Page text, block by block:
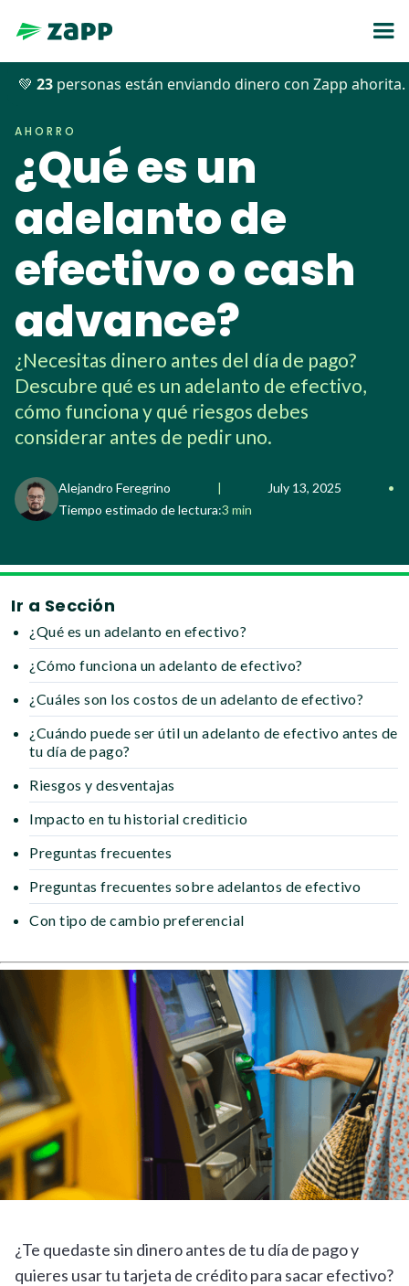
💚 23 personas están enviando dinero con Zapp ahorita.
Blog >> Ahorro >> ¿Qué es un adelanto de efectivo o cash advance?
AHORRO
¿Qué es un
adelanto de
efectivo o cash
advance?
¿Necesitas dinero antes del día de pago?
Descubre qué es un adelanto de efectivo,
cómo funciona y qué riesgos debes
considerar antes de pedir uno.
Alejandro Feregrino | July 13, 2025
•
Tiempo estimado de lectura:3 min
Ir a Sección
¿Qué es un adelanto en efectivo?
¿Cómo funciona un adelanto de efectivo?
¿Cuáles son los costos de un adelanto de efectivo?
¿Cuándo puede ser útil un adelanto de efectivo antes de
tu día de pago?
Riesgos y desventajas
Impacto en tu historial crediticio
Preguntas frecuentes
Preguntas frecuentes sobre adelantos de efectivo
Con tipo de cambio preferencial
¿Te quedaste sin dinero antes de tu día de pago y
quieres usar tu tarjeta de crédito para sacar efectivo?